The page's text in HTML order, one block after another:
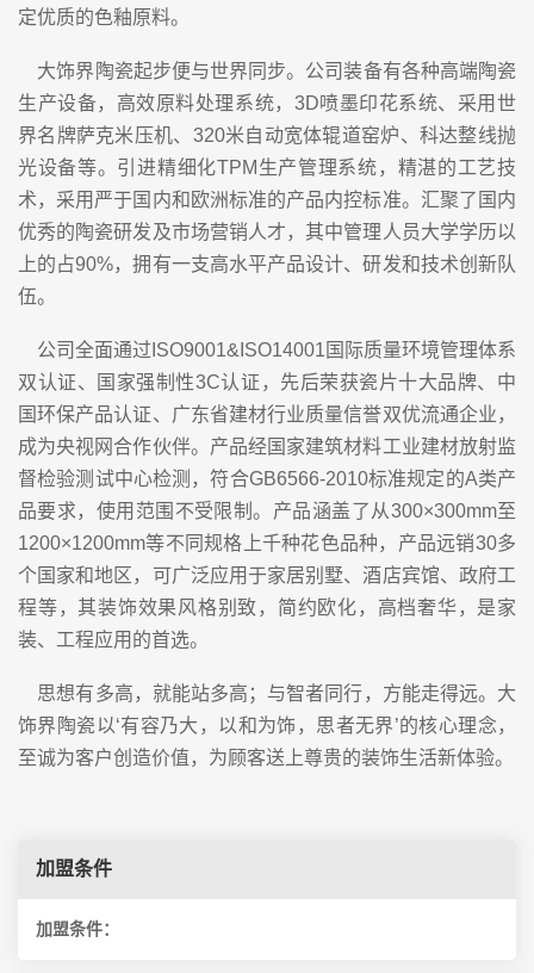
定优质的色釉原料。
大饰界陶瓷起步便与世界同步。公司装备有各种高端陶瓷
生产设备，高效原料处理系统，3D喷墨印花系统、采用世
界名牌萨克米压机、320米自动宽体辊道窑炉、科达整线抛
光设备等。引进精细化TPM生产管理系统，精湛的工艺技
术，采用严于国内和欧洲标准的产品内控标准。汇聚了国内
优秀的陶瓷研发及市场营销人才，其中管理人员大学学历以
上的占90%，拥有一支高水平产品设计、研发和技术创新队
伍。
公司全面通过ISO9001&ISO14001国际质量环境管理体系
双认证、国家强制性3C认证，先后荣获瓷片十大品牌、中
国环保产品认证、广东省建材行业质量信誉双优流通企业，
成为央视网合作伙伴。产品经国家建筑材料工业建材放射监
督检验测试中心检测，符合GB6566-2010标准规定的A类产
品要求，使用范围不受限制。产品涵盖了从300×300mm至
1200×1200mm等不同规格上千种花色品种，产品远销30多
个国家和地区，可广泛应用于家居别墅、酒店宾馆、政府工
程等，其装饰效果风格别致，简约欧化，高档奢华，是家
装、工程应用的首选。
思想有多高，就能站多高；与智者同行，方能走得远。大
饰界陶瓷以‘有容乃大，以和为饰，思者无界’的核心理念，
至诚为客户创造价值，为顾客送上尊贵的装饰生活新体验。
加盟条件
加盟条件：